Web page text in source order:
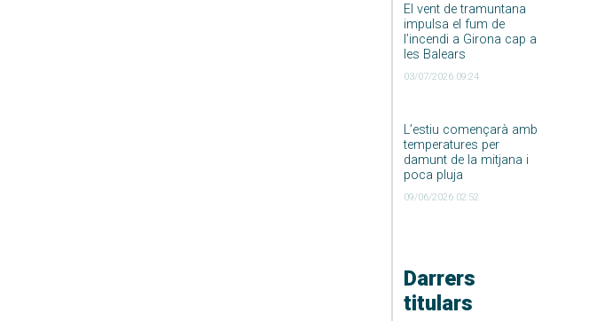
El vent de tramuntana
impulsa el fum de
l’incendi a Girona cap a
les Balears
03/07/2026 09:24
L’estiu començarà amb
temperatures per
damunt de la mitjana i
poca pluja
09/06/2026 02:52
Darrers
titulars